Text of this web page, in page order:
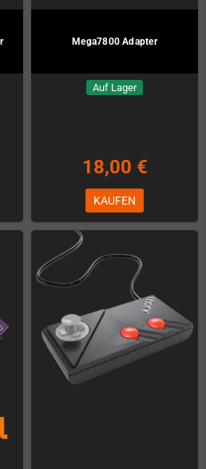
Mega7800 Adapter
Auf Lager
18,00 €
KAUFEN